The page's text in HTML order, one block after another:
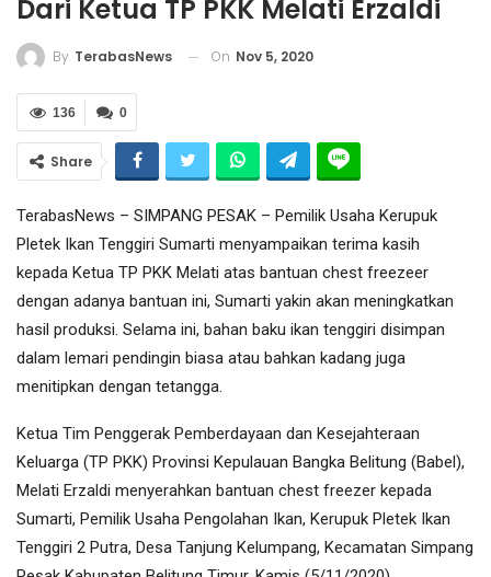
Dari Ketua TP PKK Melati Erzaldi
By TerabasNews On Nov 5, 2020
0
136
Share
TerabasNews – SIMPANG PESAK – Pemilik Usaha Kerupuk
Pletek Ikan Tenggiri Sumarti menyampaikan terima kasih
kepada Ketua TP PKK Melati atas bantuan chest freezeer
dengan adanya bantuan ini, Sumarti yakin akan meningkatkan
hasil produksi. Selama ini, bahan baku ikan tenggiri disimpan
dalam lemari pendingin biasa atau bahkan kadang juga
menitipkan dengan tetangga.
Ketua Tim Penggerak Pemberdayaan dan Kesejahteraan
Keluarga (TP PKK) Provinsi Kepulauan Bangka Belitung (Babel),
Melati Erzaldi menyerahkan bantuan chest freezer kepada
Sumarti, Pemilik Usaha Pengolahan Ikan, Kerupuk Pletek Ikan
Tenggiri 2 Putra, Desa Tanjung Kelumpang, Kecamatan Simpang